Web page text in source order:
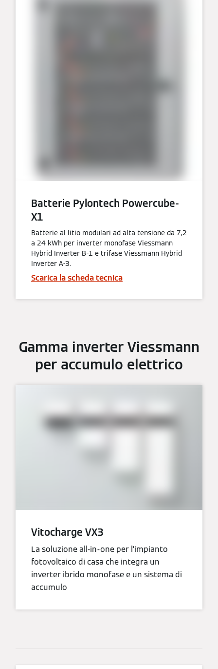
Batterie Pylontech Powercube-
X1
Batterie al litio modulari ad alta tensione da 7,2
a 24 kWh per inverter monofase Viessmann
Hybrid Inverter B-1 e trifase Viessmann Hybrid
Inverter A-3.
Scarica la scheda tecnica
Gamma inverter Viessmann
per accumulo elettrico
Vitocharge VX3
La soluzione all-in-one per l’impianto
fotovoltaico di casa che integra un
inverter ibrido monofase e un sistema di
accumulo